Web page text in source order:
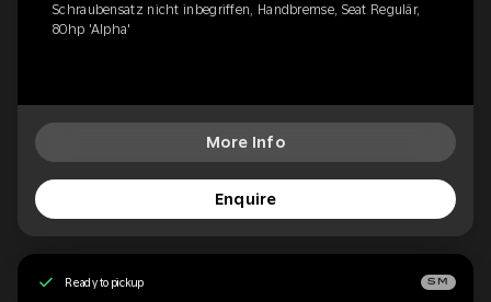
Schraubensatz nicht inbegriffen, Handbremse, Seat Regulär,
80hp 'Alpha'
More Info
Enquire
Ready to pickup SM